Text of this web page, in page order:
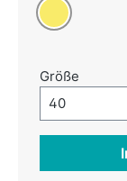
Gelb
Größe
Größe-
40